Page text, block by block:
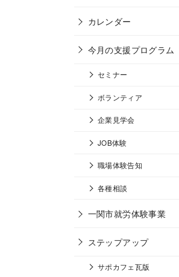
カレンダー
今月の支援プログラム
セミナー
ボランティア
企業見学会
JOB体験
職場体験告知
各種相談
一関市就労体験事業
ステップアップ
サポカフェ瓦版